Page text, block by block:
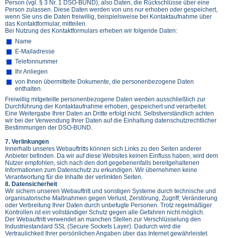
Person (vgl. § 3 Nr. 1 DSO-BUND), also Daten, die Rückschlüsse über eine
Person zulassen. Diese Daten werden von uns nur erhoben oder gespeichert,
wenn Sie uns die Daten freiwillig, beispielsweise bei Kontaktaufnahme über
das Kontaktformular, mitteilen.
Bei Nutzung des Kontaktformulars erheben wir folgende Daten:
Name
E-Mailadresse
Telefonnummer
Ihr Anliegen
von Ihnen übermittelte Dokumente, die personenbezogene Daten
enthalten.
Freiwillig mitgeteilte personenbezogene Daten werden ausschließlich zur
Durchführung der Kontaktaufnahme erhoben, gespeichert und verarbeitet.
Eine Weitergabe Ihrer Daten an Dritte erfolgt nicht. Selbstverständlich achten
wir bei der Verwendung Ihrer Daten auf die Einhaltung datenschutzrechtlicher
Bestimmungen der DSO-BUND.
7. Verlinkungen
Innerhalb unseres Webauftritts können sich Links zu den Seiten anderer
Anbieter befinden. Da wir auf diese Websites keinen Einfluss haben, wird dem
Nutzer empfohlen, sich nach den dort gegebenenfalls bereitgehaltenen
Informationen zum Datenschutz zu erkundigen. Wir übernehmen keine
Verantwortung für die Inhalte der verlinkten Seiten.
8. Datensicherheit
Wir sichern unseren Webauftritt und sonstigen Systeme durch technische und
organisatorische Maßnahmen gegen Verlust, Zerstörung, Zugriff, Veränderung
oder Verbreitung Ihrer Daten durch unbefugte Personen. Trotz regelmäßiger
Kontrollen ist ein vollständiger Schutz gegen alle Gefahren nicht möglich.
Der Webauftritt verwendet an manchen Stellen zur Verschlüsselung den
Industriestandard SSL (Secure Sockets Layer). Dadurch wird die
Vertraulichkeit Ihrer persönlichen Angaben über das Internet gewährleistet.